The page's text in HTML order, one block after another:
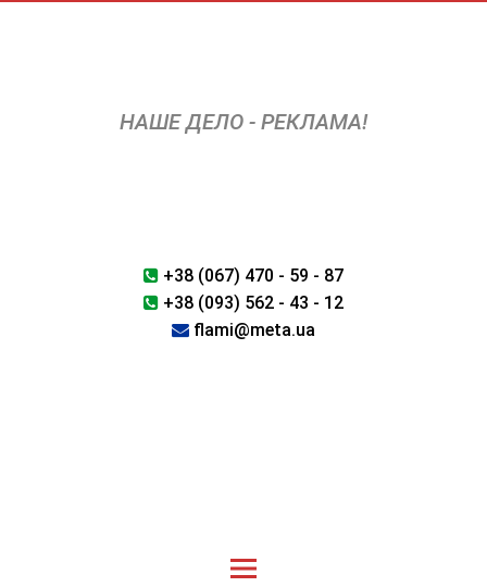
НАШЕ ДЕЛО - РЕКЛАМА!
+38 (067) 470 - 59 - 87
+38 (093) 562 - 43 - 12
flami@meta.ua